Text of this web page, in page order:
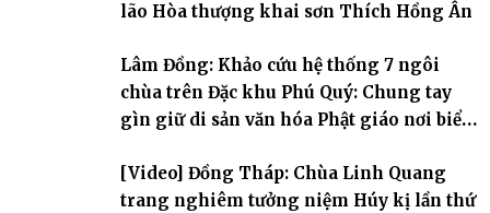
lão Hòa thượng khai sơn Thích Hồng Ân
Lâm Đồng: Khảo cứu hệ thống 7 ngôi
chùa trên Đặc khu Phú Quý: Chung tay
gìn giữ di sản văn hóa Phật giáo nơi biển
[Video] Đồng Tháp: Chùa Linh Quang
trang nghiêm tưởng niệm Húy kị lần thứ